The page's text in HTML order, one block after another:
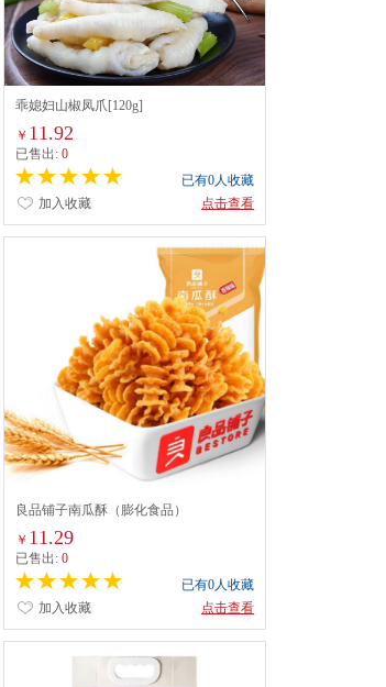
乖媳妇山椒凤爪[120g]
￥ 11.92
已售出: 0
已有0人收藏
点击查看
加入收藏
良品铺子南瓜酥（膨化食品）
￥ 11.29
已售出: 0
已有0人收藏
点击查看
加入收藏